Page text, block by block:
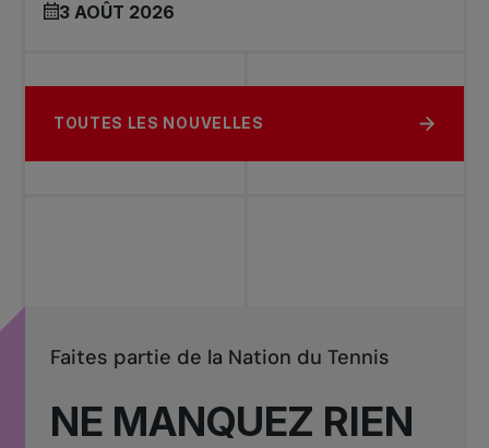
3 AOÛT 2026
TOUTES LES NOUVELLES
NE MANQUEZ RIEN
Faites partie de la Nation du Tennis